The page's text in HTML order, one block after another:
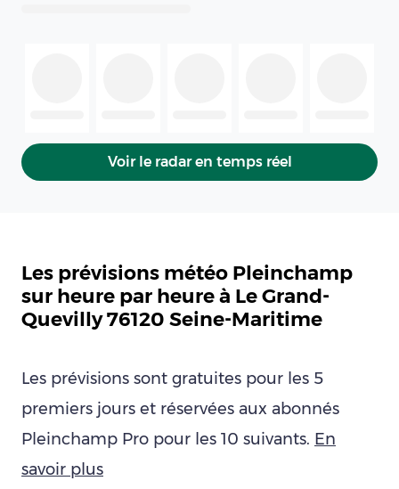
Voir le radar en temps réel
Les prévisions météo Pleinchamp
sur heure par heure à Le Grand-
Quevilly 76120 Seine-Maritime
Les prévisions sont gratuites pour les 5
premiers jours et réservées aux abonnés
Pleinchamp Pro pour les 10 suivants. En
savoir plus